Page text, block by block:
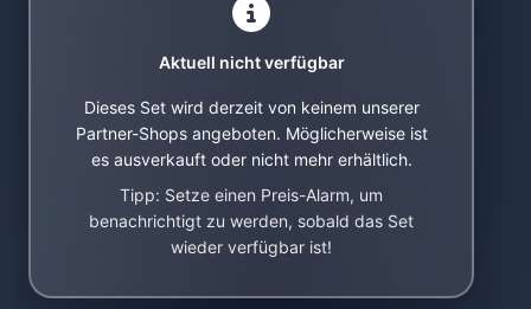
Aktuell nicht verfügbar
Dieses Set wird derzeit von keinem unserer
Partner-Shops angeboten. Möglicherweise ist
es ausverkauft oder nicht mehr erhältlich.
Tipp: Setze einen Preis-Alarm, um
benachrichtigt zu werden, sobald das Set
wieder verfügbar ist!